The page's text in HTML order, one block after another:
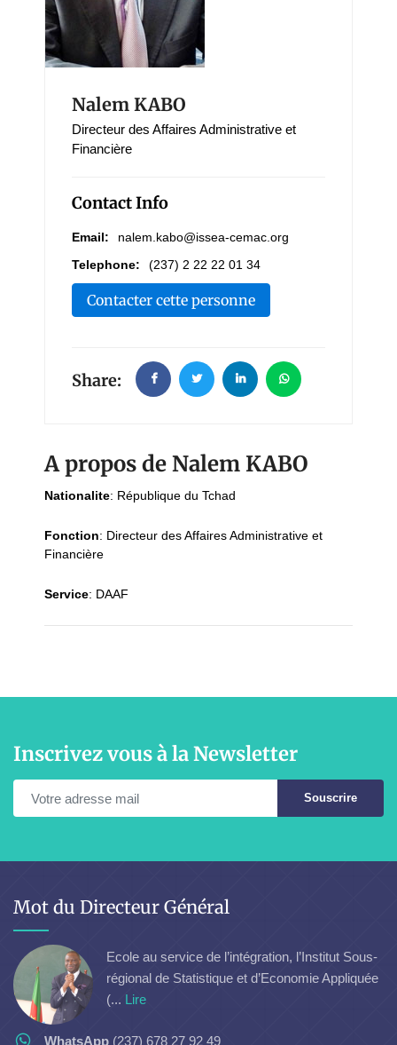
Nalem KABO
Directeur des Affaires Administrative et
Financière
Contact Info
Email:
nalem.kabo@issea-cemac.org
Telephone:
(237) 2 22 22 01 34
Contacter cette personne
Share:
A propos de Nalem KABO
Nationalite: République du Tchad
Fonction: Directeur des Affaires Administrative et
Financière
Service: DAAF
Inscrivez vous à la Newsletter
Souscrire
Mot du Directeur Général
Ecole au service de l’intégration, l’Institut Sous-
régional de Statistique et d’Economie Appliquée
(... Lire
WhatsApp (237) 678 27 92 49